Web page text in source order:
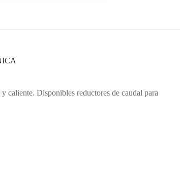
caliente. Disponibles reductores de caudal para